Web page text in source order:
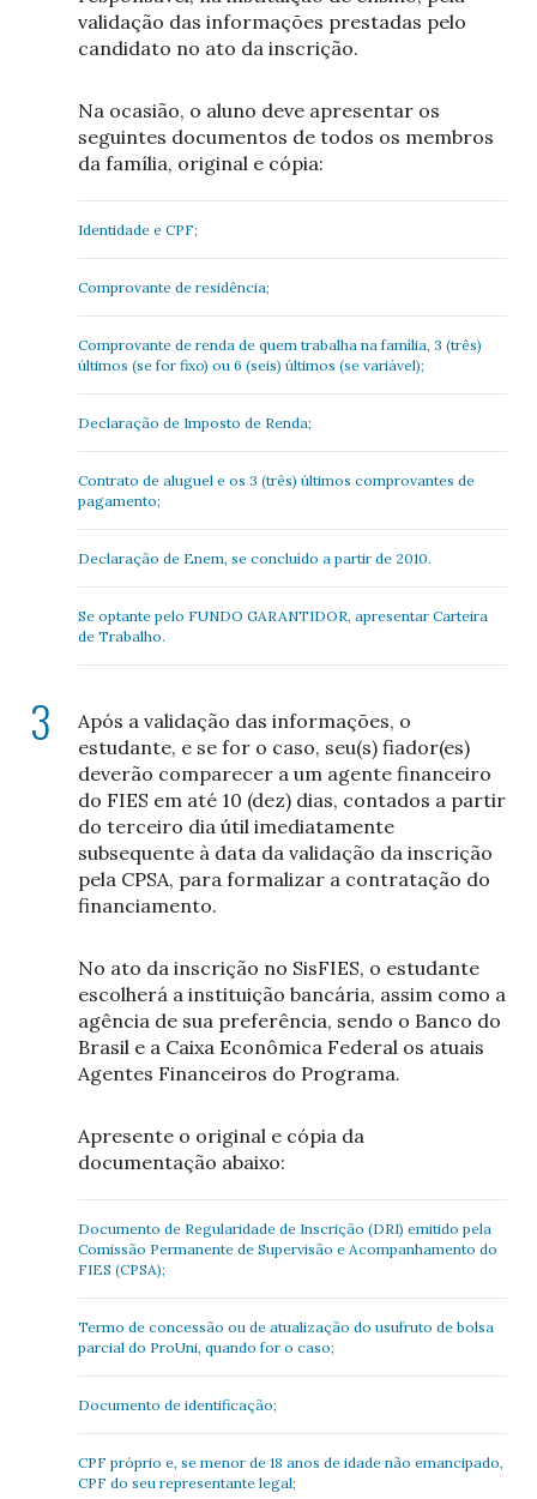
validação das informações prestadas pelo
candidato no ato da inscrição.
Na ocasião, o aluno deve apresentar os
seguintes documentos de todos os membros
da família, original e cópia:
Identidade e CPF;
Comprovante de residência;
Comprovante de renda de quem trabalha na família, 3 (três)
últimos (se for fixo) ou 6 (seis) últimos (se variável);
Declaração de Imposto de Renda;
Contrato de aluguel e os 3 (três) últimos comprovantes de
pagamento;
Declaração de Enem, se concluído a partir de 2010.
Se optante pelo FUNDO GARANTIDOR, apresentar Carteira
de Trabalho.
Após a validação das informações, o
estudante, e se for o caso, seu(s) fiador(es)
deverão comparecer a um agente financeiro
do FIES em até 10 (dez) dias, contados a partir
do terceiro dia útil imediatamente
subsequente à data da validação da inscrição
pela CPSA, para formalizar a contratação do
financiamento.
No ato da inscrição no SisFIES, o estudante
escolherá a instituição bancária, assim como a
agência de sua preferência, sendo o Banco do
Brasil e a Caixa Econômica Federal os atuais
Agentes Financeiros do Programa.
Apresente o original e cópia da
documentação abaixo:
Documento de Regularidade de Inscrição (DRI) emitido pela
Comissão Permanente de Supervisão e Acompanhamento do
FIES (CPSA);
Termo de concessão ou de atualização do usufruto de bolsa
parcial do ProUni, quando for o caso;
Documento de identificação;
CPF próprio e, se menor de 18 anos de idade não emancipado,
CPF do seu representante legal;